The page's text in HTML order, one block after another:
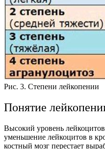
Рис. 3. Степени лейкопении
Понятие
Высокий уровень
уменьшение лейкоцитов в
костный мозг перестает